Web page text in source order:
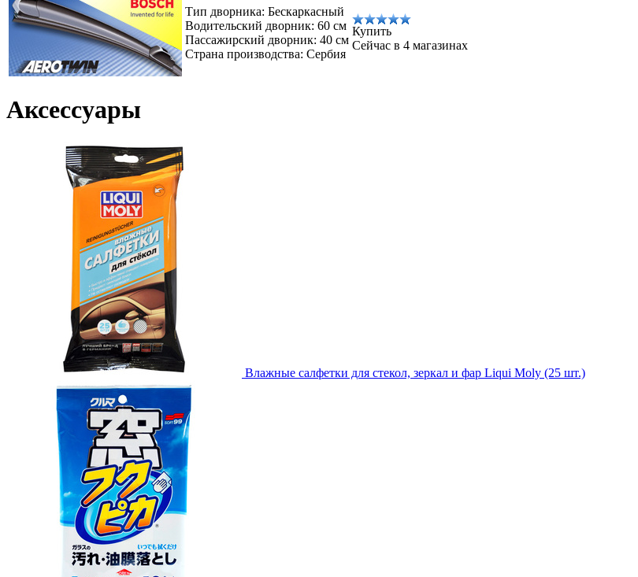
Тип дворника: Бескаркасный
Водительский дворник: 60 см
Пассажирский дворник: 40 см
Страна производства: Сербия
Купить
Сейчас в 4 магазинах
Аксессуары
Влажные салфетки для стекол, зеркал и фар Liqui Moly (25 шт.)